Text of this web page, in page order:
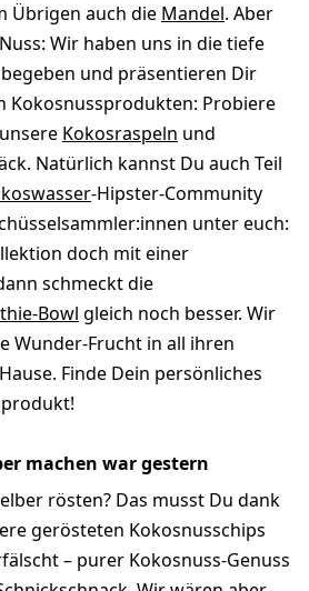
Übrigen auch die Mandel. Aber
Wir haben uns in die tiefe
und präsentieren Dir
Kokosnussprodukten: Probiere
Kokosraspeln und
Natürlich kannst Du auch Teil
-Hipster-Community
unter euch:
doch mit einer
schmeckt die
Bowl gleich noch besser. Wir
Wunder-Frucht in all ihren
Finde Dein persönliches
machen war gestern
rösten? Das musst Du dank
gerösteten Kokosnusschips
– purer Kokosnuss-Genuss